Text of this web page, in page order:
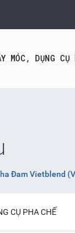
MÓC, DỤNG CỤ
Đam Vietblend
CỤ PHA CHẾ